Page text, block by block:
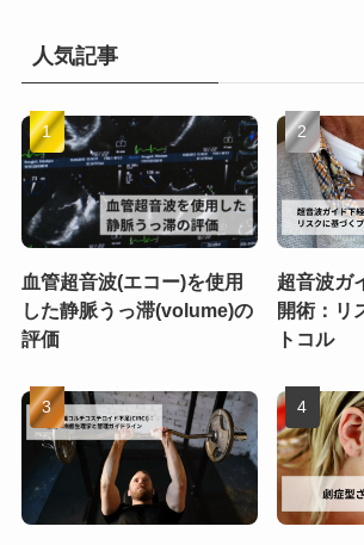
人気記事
血管超音波(エコー)を使用
した静脈うっ滞(volume)の
評価
超音波ガ
開術：リ
トコル